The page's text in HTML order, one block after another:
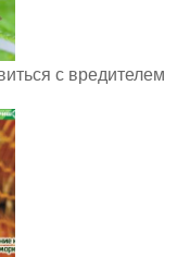
с вредителем